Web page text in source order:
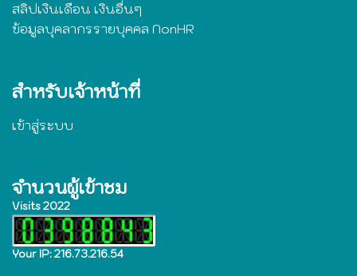
สลิปเงินเดือน เงินอื่นๆ
ข้อมูลบุคลากรรายบุคคล NonHR
สำหรับเจ้าหน้าที่
เข้าสู่ระบบ
จำนวนผู้เข้าชม
Visits 2022
Your IP: 216.73.216.54